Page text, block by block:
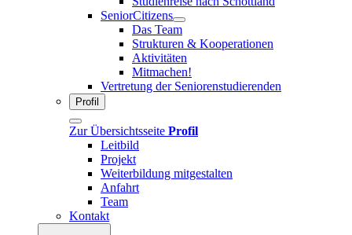
SeniorCitizens
Das Team
Strukturen & Kooperationen
Aktivitäten
Mitmachen!
Vertretung der Seniorenstudierenden
Profil
Zur Übersichtsseite Profil
Leitbild
Projekt
Weiterbildung mitgestalten
Anfahrt
Team
Kontakt